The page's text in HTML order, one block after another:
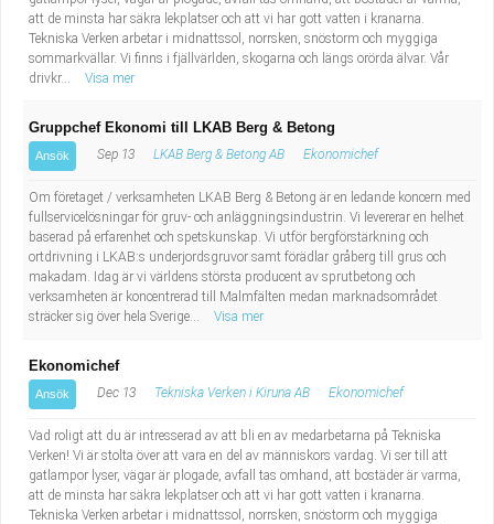
att de minsta har säkra lekplatser och att vi har gott vatten i kranarna.
Tekniska Verken arbetar i midnattssol, norrsken, snöstorm och myggiga
sommarkvällar. Vi finns i fjällvärlden, skogarna och längs orörda älvar. Vår
drivkr...
Visa mer
Gruppchef Ekonomi till LKAB Berg & Betong
Ansök Sep 13 LKAB Berg & Betong AB Ekonomichef
Om företaget / verksamheten LKAB Berg & Betong är en ledande koncern med
fullservicelösningar för gruv- och anläggningsindustrin. Vi levererar en helhet
baserad på erfarenhet och spetskunskap. Vi utför bergförstärkning och
ortdrivning i LKAB:s underjordsgruvor samt förädlar gråberg till grus och
makadam. Idag är vi världens största producent av sprutbetong och
verksamheten är koncentrerad till Malmfälten medan marknadsområdet
sträcker sig över hela Sverige...
Visa mer
Ekonomichef
Ansök Dec 13 Tekniska Verken i Kiruna AB Ekonomichef
Vad roligt att du är intresserad av att bli en av medarbetarna på Tekniska
Verken! Vi är stolta över att vara en del av människors vardag. Vi ser till att
gatlampor lyser, vägar är plogade, avfall tas omhand, att bostäder är varma,
att de minsta har säkra lekplatser och att vi har gott vatten i kranarna.
Tekniska Verken arbetar i midnattssol, norrsken, snöstorm och myggiga